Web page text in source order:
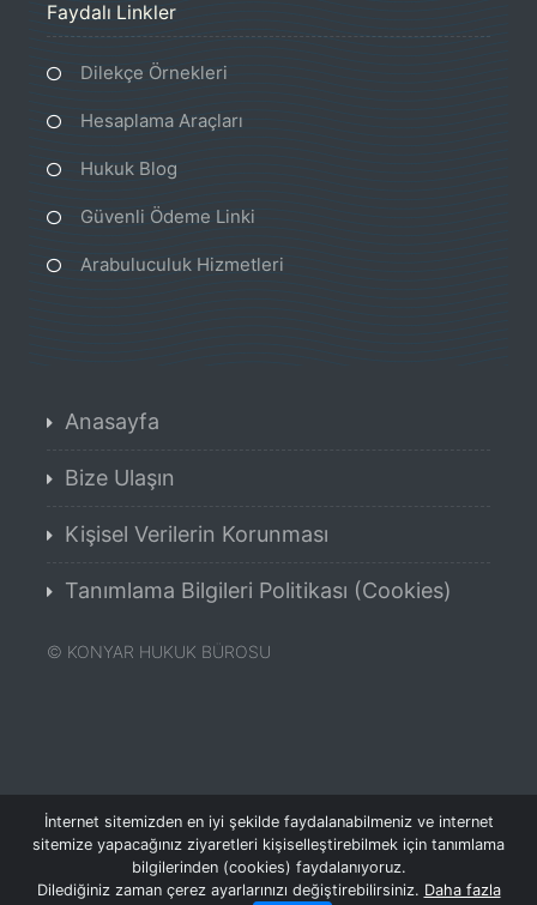
İnternet sitemizden en iyi şekilde faydalanabilmeniz ve internet
sitemize yapacağınız ziyaretleri kişiselleştirebilmek için tanımlama
bilgilerinden (cookies) faydalanıyoruz.
Dilediğiniz zaman çerez ayarlarınızı değiştirebilirsiniz. Daha fazla
Faydalı Linkler
Dilekçe Örnekleri
Hesaplama Araçları
Hukuk Blog
Güvenli Ödeme Linki
Arabuluculuk Hizmetleri
Anasayfa
Bize Ulaşın
Kişisel Verilerin Korunması
Tanımlama Bilgileri Politikası (Cookies)
© KONYAR HUKUK BÜROSU